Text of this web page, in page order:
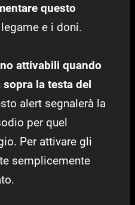
questo
e i doni.
attivabili quando
sopra la testa del
alert segnalerà la
per quel
Per attivare gli
semplicemente